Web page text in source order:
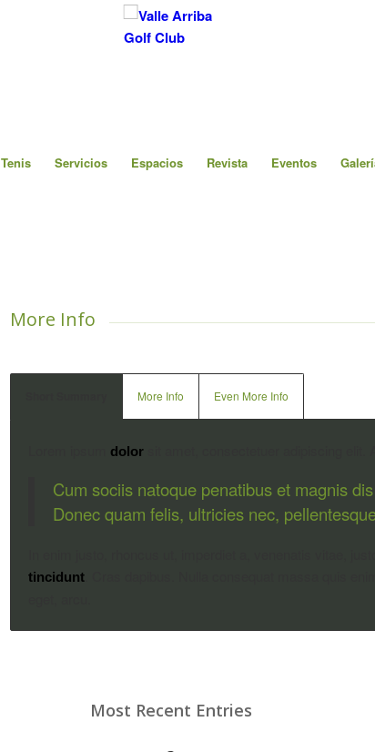
Tenis Servicios Espacios Revista Eventos
More Info
More Info Even More Info
dolorsit amet, consectetuer adipiscing elit.
Cum sociis natoque penatibus et magnis
Donec quam felis, ultricies nec,
tincidunt. Cras dapibus. Nulla consequat massa quis
Most Recent Entries